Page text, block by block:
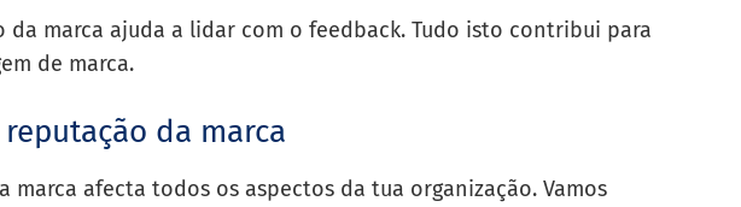
da marca ajuda a lidar com o feedback. Tudo isto contribui para
de marca.
da marca
marca afecta todos os aspectos da tua organização. Vamos